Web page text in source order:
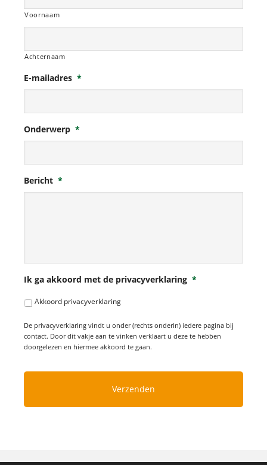
Voornaam
Achternaam
E-mailadres *
Onderwerp *
Bericht *
Ik ga akkoord met de privacyverklaring *
Akkoord privacyverklaring
De privacyverklaring vindt u onder (rechts onderin) iedere pagina bij
contact. Door dit vakje aan te vinken verklaart u deze te hebben
doorgelezen en hiermee akkoord te gaan.